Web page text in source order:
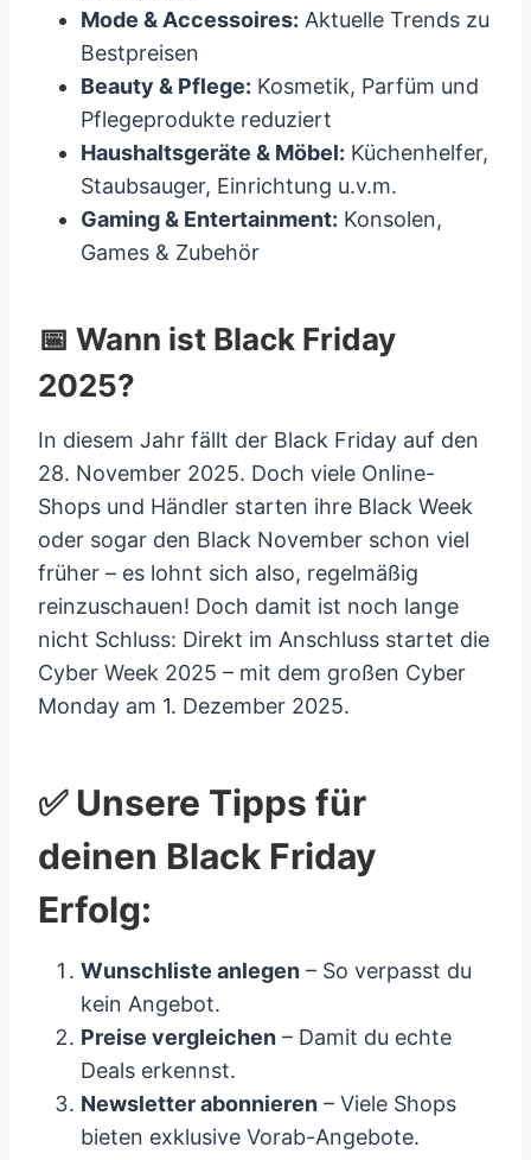
Mode & Accessoires: Aktuelle Trends zu
Bestpreisen
Beauty & Pflege: Kosmetik, Parfüm und
Pflegeprodukte reduziert
Haushaltsgeräte & Möbel: Küchenhelfer,
Staubsauger, Einrichtung u.v.m.
Gaming & Entertainment: Konsolen,
Games & Zubehör
📅 Wann ist Black Friday
2025?
In diesem Jahr fällt der Black Friday auf den
28. November 2025. Doch viele Online-
Shops und Händler starten ihre Black Week
oder sogar den Black November schon viel
früher – es lohnt sich also, regelmäßig
reinzuschauen! Doch damit ist noch lange
nicht Schluss: Direkt im Anschluss startet die
Cyber Week 2025 – mit dem großen Cyber
Monday am 1. Dezember 2025.
✅ Unsere Tipps für
deinen Black Friday
Erfolg:
Wunschliste anlegen – So verpasst du
kein Angebot.
Preise vergleichen – Damit du echte
Deals erkennst.
Newsletter abonnieren – Viele Shops
bieten exklusive Vorab-Angebote.